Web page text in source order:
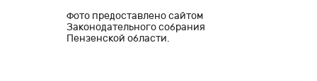
Фото предоставлено сайтом
Законодательного собрания
Пензенской области.